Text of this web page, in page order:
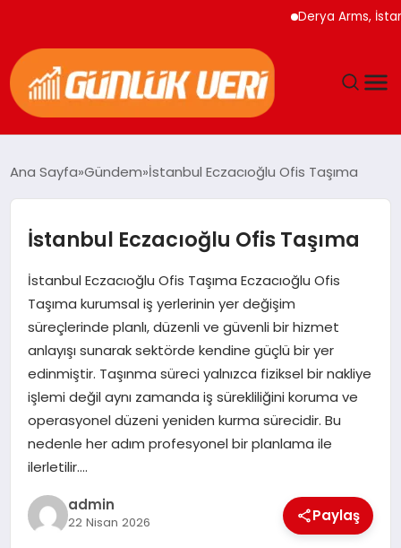
Derya Arms, İstanbul
GÜNDEM
YAŞAM
EĞITIM
EKONOMI
GENEL
SPOR
Ana Sayfa Gündem İstanbul Eczacıoğlu Ofis Taşıma
İstanbul Eczacıoğlu Ofis Taşıma
İstanbul Eczacıoğlu Ofis Taşıma Eczacıoğlu Ofis
Taşıma kurumsal iş yerlerinin yer değişim
süreçlerinde planlı, düzenli ve güvenli bir hizmet
anlayışı sunarak sektörde kendine güçlü bir yer
edinmiştir. Taşınma süreci yalnızca fiziksel bir nakliye
işlemi değil aynı zamanda iş sürekliliğini koruma ve
operasyonel düzeni yeniden kurma sürecidir. Bu
nedenle her adım profesyonel bir planlama ile
ilerletilir….
admin
22 Nisan 2026 Paylaş